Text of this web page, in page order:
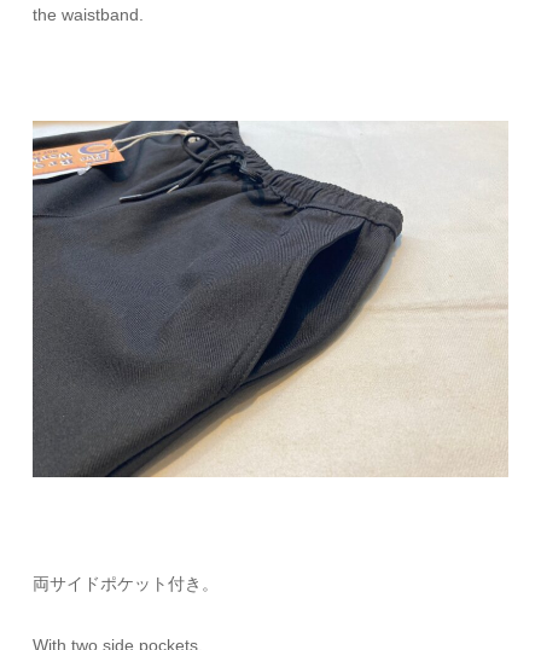
the waistband.
両サイドポケット付き。
With two side pockets.